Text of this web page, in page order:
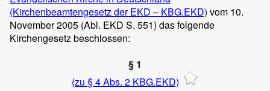
(Kirchenbeamtengesetz der EKD – KBG.EKD) vom 10.
November 2005 (Abl. EKD S. 551) das folgende
Kirchengesetz beschlossen:
§ 1
(zu § 4 Abs. 2 KBG.EKD)